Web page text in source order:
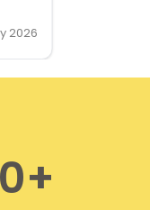
2026